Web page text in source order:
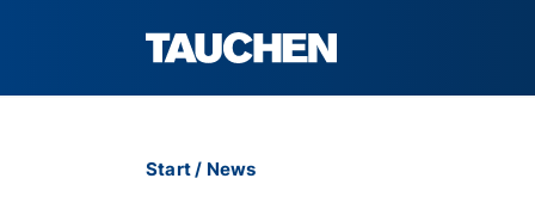
Start/ News